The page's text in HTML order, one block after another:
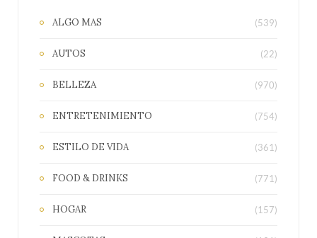
ALGO MAS (539)
AUTOS (22)
BELLEZA (970)
ENTRETENIMIENTO (754)
ESTILO DE VIDA (361)
FOOD & DRINKS (771)
HOGAR (157)